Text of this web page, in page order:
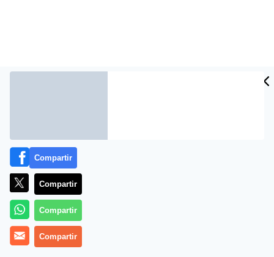
Más información
Compartir
Compartir
Compartir
Compartir